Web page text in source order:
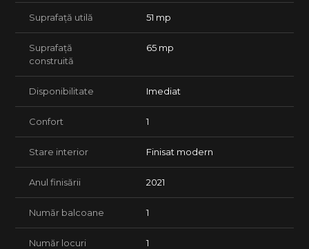
Suprafață utilă 51 mp
Suprafață
construită
65 mp
Disponibilitate Imediat
Confort 1
Stare interior Finisat modern
Anul finisării 2021
Număr balcoane 1
Număr locuri
1